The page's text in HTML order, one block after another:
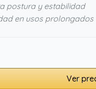
postura y estabilidad
en usos prolongados
Ver